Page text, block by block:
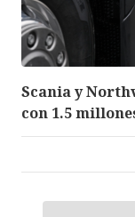
Scania y
con 1.5